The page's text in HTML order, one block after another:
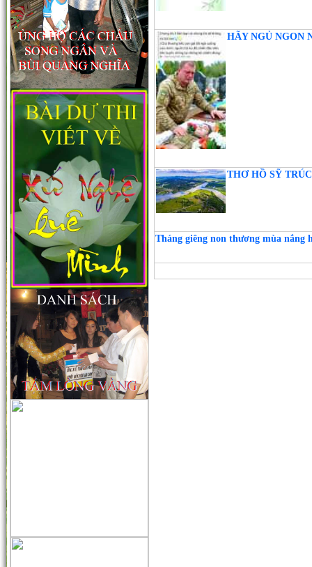
HÃY NGỦ NGON
THƠ HỒ SỸ
Tháng giêng non thương mùa nắng